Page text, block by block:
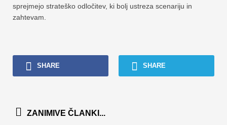
sprejmejo strateško odločitev, ki bolj ustreza scenariju in
zahtevam.
SHARE SHARE
ZANIMIVE ČLANKI...